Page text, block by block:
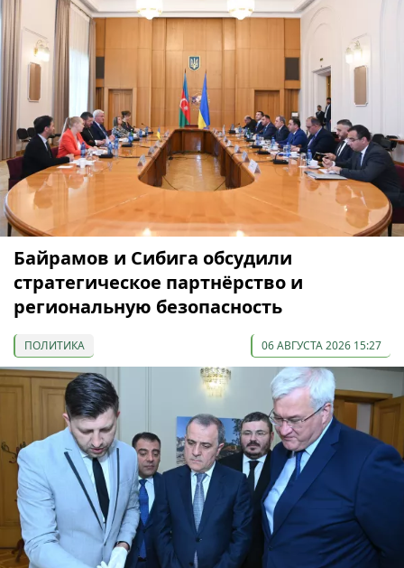
Байрамов и Сибига обсудили
стратегическое партнёрство и
региональную безопасность
ПОЛИТИКА 06 АВГУСТА 2026 15:27